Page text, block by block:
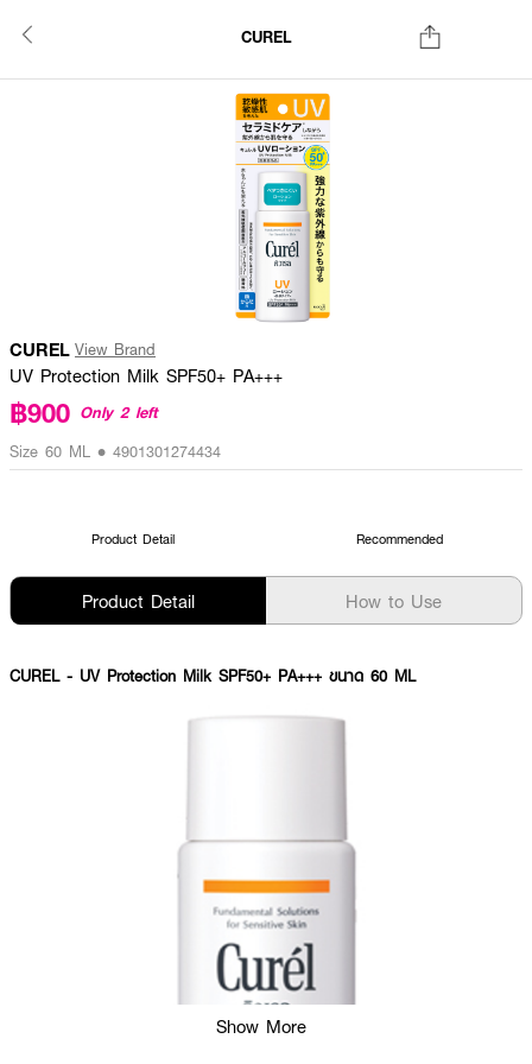
CUREL
CUREL View Brand
UV Protection Milk SPF50+ PA+++
฿900 Only 2 left
Size 60 ML • 4901301274434
Product Detail Recommended
Product Detail How to Use
CUREL- UV Protection Milk SPF50+ PA+++ ขนาด 60 ML
Show More